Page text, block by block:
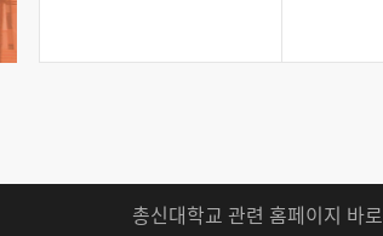
총신대학교 관련 홈페이지 바